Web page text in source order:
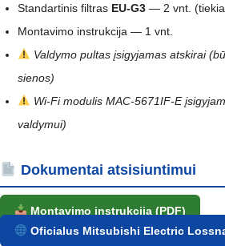
Standartinis filtras EU-G3 — 2 vnt.
Montavimo instrukcija — 1 vnt.
Valdymo pultas įsigyjamas atskirai
sienos)
Wi-Fi modulis MAC-5671IF-E
valdymui)
Dokumentai atsisiuntimui
Montavimo instrukcija (PDF)
Oficialus Mitsubishi Electric